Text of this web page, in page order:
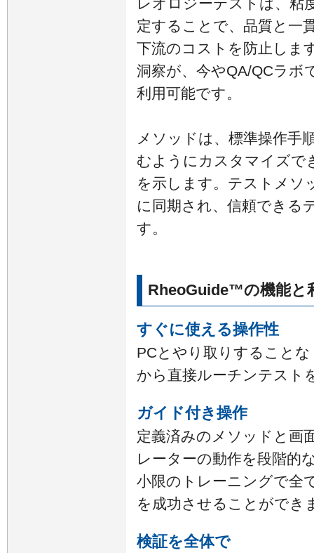
定することで、品質と一
下流のコストを防止しま
洞察が、今やQA/QCラボ
利用可能です。
メソッドは、標準操作手
むようにカスタマイズで
を示します。テストメソ
に同期され、信頼できる
す。
RheoGuide™の機能と
すぐに使える操作性
PCとやり取りすること
から直接ルーチンテスト
ガイド付き操作
定義済みのメソッドと画
レーターの動作を段階的
小限のトレーニングで全
を成功させることができ
検証を全体で